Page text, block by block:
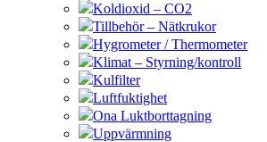
Koldioxid – CO2
Tillbehör – Nätkrukor
Hygrometer / Thermometer
Klimat – Styrning/kontroll
Kulfilter
Luftfuktighet
Ona Luktborttagning
Uppvärmning